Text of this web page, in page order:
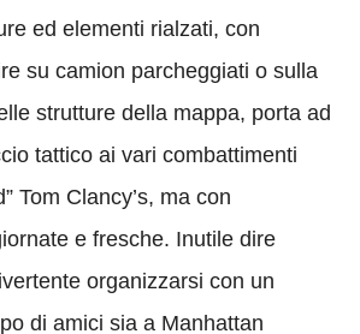
ed elementi rialzati, con
su camion parcheggiati o sulla
strutture della mappa, porta ad
tattico ai vari combattimenti
Tom Clancy’s, ma con
e fresche. Inutile dire
organizzarsi con un
di amici sia a Manhattan